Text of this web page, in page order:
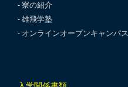
寮の紹介
雄飛学塾
オンラインオープンキャンパス